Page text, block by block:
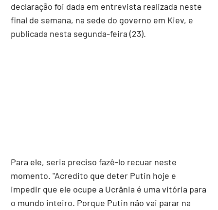
declaração foi dada em entrevista realizada neste
final de semana, na sede do governo em Kiev, e
publicada nesta segunda-feira (23).
Para ele, seria preciso fazê-lo recuar neste
momento. "Acredito que deter Putin hoje e
impedir que ele ocupe a Ucrânia é uma vitória para
o mundo inteiro. Porque Putin não vai parar na